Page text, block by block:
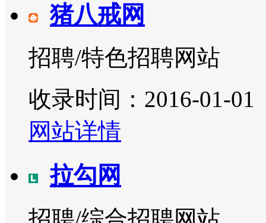
猪八戒网
招聘/特色招聘网站
收录时间：2016-01-01
网站详情
拉勾网